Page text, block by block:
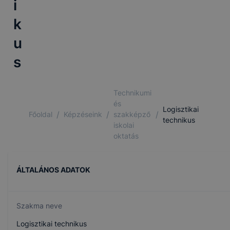
i
k
u
s
Főoldal / Képzéseink /
Technikumi
és
szakképző
iskolai
oktatás
/
Logisztikai
technikus
ÁLTALÁNOS ADATOK
Szakma neve
Logisztikai technikus